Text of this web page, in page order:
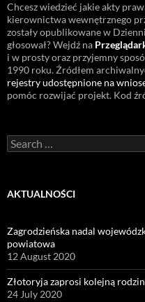
Chcesz wiedzieć jakie akty
kierownictwa wewnętrznego
zostały opublikowane w
głosował? Wejdź na
i w prosty oraz przyjemny
1990 roku. Źródłem
rejestry udostępnione na
pomóc rozwijać projekt. Kod
Search
for:
AKTUALNOŚCI
Zagrodzieńska nadal
powiatowa
12 August 2020
Złotoryja zaprosi kolejną
24 July 2020